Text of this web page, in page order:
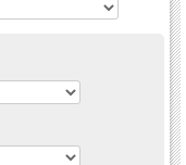
造しています。
造。CNCマシーンにより精
アリングにも対応していま
ンドから購入して頂けます